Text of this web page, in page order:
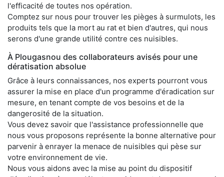
l'efficacité de toutes nos opération.
Comptez sur nous pour trouver les pièges à surmulots, les
produits tels que la mort au rat et bien d'autres, qui nous
serons d'une grande utilité contre ces nuisibles.
À Plougasnou des collaborateurs avisés pour une
dératisation absolue
Grâce à leurs connaissances, nos experts pourront vous
assurer la mise en place d'un programme d'éradication sur
mesure, en tenant compte de vos besoins et de la
dangerosité de la situation.
Vous devez savoir que l'assistance professionnelle que
nous vous proposons représente la bonne alternative pour
parvenir à enrayer la menace de nuisibles qui pèse sur
votre environnement de vie.
Nous vous aidons avec la mise au point du dispositif